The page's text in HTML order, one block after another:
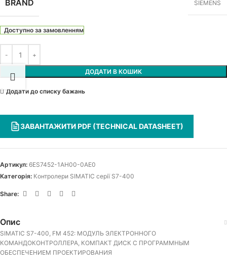
BRAND SIEMENS
Доступно за замовленням
ДОДАТИ В КОШИК
Додати до списку бажань
ЗАВАНТАЖИТИ PDF (TECHNICAL DATASHEET)
Артикул: 6ES7452-1AH00-0AE0
Категорія: Контролери SIMATIC серії S7-400
Share:
Опис
SIMATIC S7-400, FM 452: МОДУЛЬ ЭЛЕКТРОННОГО
КОМАНДОКОНТРОЛЛЕРА, КОМПАКТ ДИСК С ПРОГРАММНЫМ
ОБЕСПЕЧЕНИЕМ ПРОЕКТИРОВАНИЯ